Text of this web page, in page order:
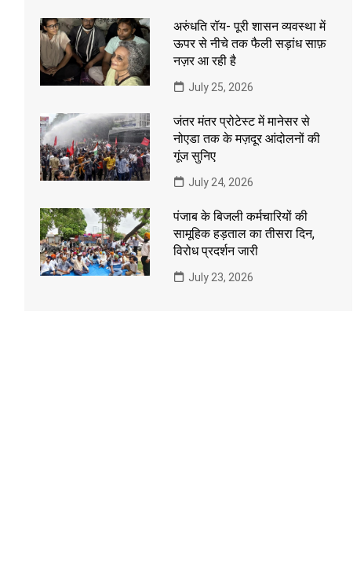
अरुंधति रॉय- पूरी शासन व्यवस्था में
ऊपर से नीचे तक फैली सड़ांध साफ़
नज़र आ रही है
July 25, 2026
जंतर मंतर प्रोटेस्ट में मानेसर से
नोएडा तक के मज़दूर आंदोलनों की
गूंज सुनिए
July 24, 2026
पंजाब के बिजली कर्मचारियों की
सामूहिक हड़ताल का तीसरा दिन,
विरोध प्रदर्शन जारी
July 23, 2026